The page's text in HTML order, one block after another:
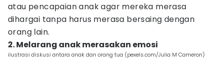
atau pencapaian anak agar mereka merasa
dihargai tanpa harus merasa bersaing dengan
orang lain.
2. Melarang anak merasakan emosi
ilustrasi diskusi antara anak dan orang tua (pexels.com/Julia M Cameron)